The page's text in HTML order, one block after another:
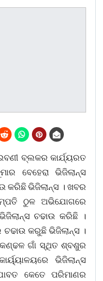
ବ୍ଲକର କାର୍ଯ୍ୟରତ
ବେହେରା ଭିଜିଲାନ୍ସ
କରିଛି ଭିଜିଲାନ୍ସ । ଖବର
ଠୁଳ ଅଭିଯୋଗରେ
ଚଢାଉ କରିଛି ।
ଚଢାଉ କରୁଛି ଭିଜିଲାନ୍ସ ।
ଗାଁ ସ୍ଥିତ ଶ୍ବଶୁର
ଭିଜିଲାନ୍ସ
କେତେ ପରିମାଣର